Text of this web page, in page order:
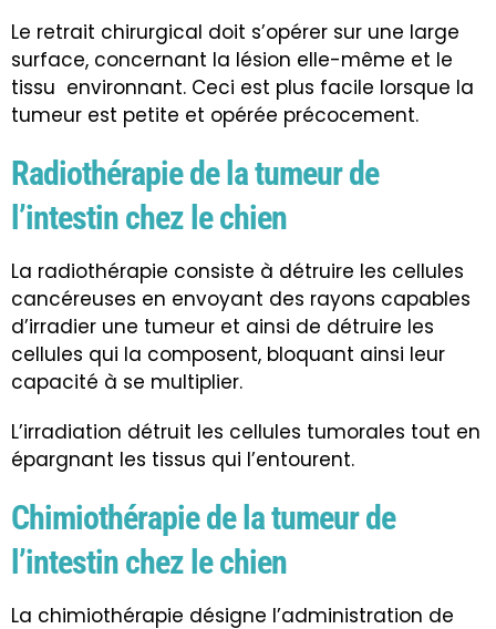
Le retrait chirurgical doit s’opérer sur une large
surface, concernant la lésion elle-même et le
tissu environnant. Ceci est plus facile lorsque la
tumeur est petite et opérée précocement.
Radiothérapie de la tumeur de
l’intestin chez le chien
La radiothérapie consiste à détruire les cellules
cancéreuses en envoyant des rayons capables
d’irradier une tumeur et ainsi de détruire les
cellules qui la composent, bloquant ainsi leur
capacité à se multiplier.
L’irradiation détruit les cellules tumorales tout en
épargnant les tissus qui l’entourent.
Chimiothérapie de la tumeur de
l’intestin chez le chien
La chimiothérapie désigne l’administration de